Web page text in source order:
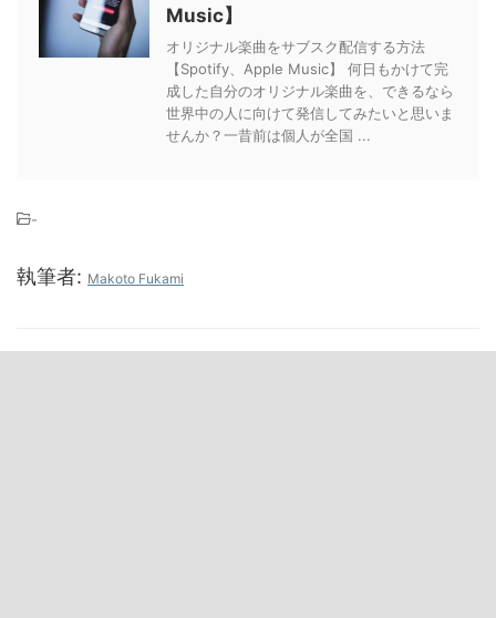
Music】
オリジナル楽曲をサブスク配信する方法
【Spotify、Apple Music】 何日もかけて完
成した自分のオリジナル楽曲を、できるなら
世界中の人に向けて発信してみたいと思いま
せんか？一昔前は個人が全国 ...
-
執筆者: Makoto Fukami